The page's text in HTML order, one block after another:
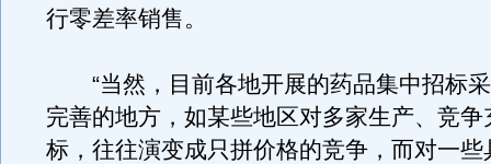
行零差率销售。
“当然，目前各地开展的药品集中招标
完善的地方，如某些地区对多家生产、竞争
标，往往演变成只拼价格的竞争，而对一些